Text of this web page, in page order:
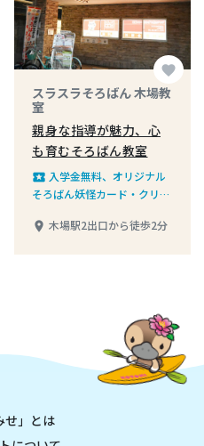
favorite
スラスラそろばん 木場教
室
親身な指導が魅力、心
も育むそろばん教室
local_play 入学金無料、オリジナル
そろばん妖怪カード・クリア
place 木場駅2出口から徒歩2分
せ」とは